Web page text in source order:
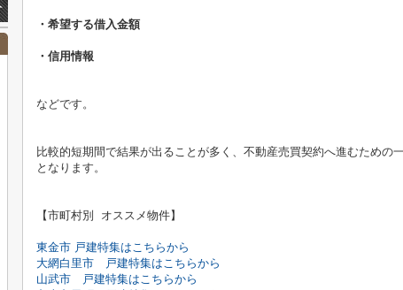
・希望する借入金額
・信用情報
などです。
比較的短期間で結果が出ることが多く、不動産売買契約へ進むための
となります。
【市町村別 オススメ物件】
東金市 戸建特集はこちらから
大網白里市 戸建特集はこちらから
山武市 戸建特集はこちらから